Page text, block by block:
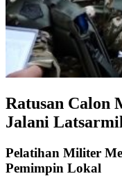
Ratusan Calon
Jalani Latsarmil
Pelatihan Militer
Pemimpin Lokal